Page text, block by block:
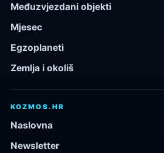
Međuzvjezdani objekti
Mjesec
Egzoplaneti
Zemlja i okoliš
KOZMOS.HR
Naslovna
Newsletter